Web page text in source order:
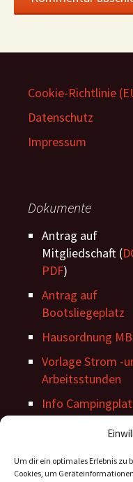
Um dir ein optimales Erlebnis zu
Cookies, um
Cookie-Richtlinie
Datenschutz
Impressum
Dokumente
Antrag auf
Mitgliedschaft (
PDF)
Antrag auf
Bootsliegeplatz
Hausordnung
Vorlage Strom -
Arbeitsstunden
Info
Stegordnung